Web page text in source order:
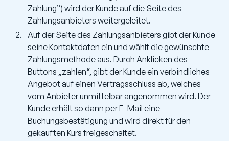
Zahlung”) wird der Kunde auf die Seite des
Zahlungsanbieters weitergeleitet.
Auf der Seite des Zahlungsanbieters gibt der Kunde
seine Kontaktdaten ein und wählt die gewünschte
Zahlungsmethode aus. Durch Anklicken des
Buttons „zahlen“, gibt der Kunde ein verbindliches
Angebot auf einen Vertragsschluss ab, welches
vom Anbieter unmittelbar angenommen wird. Der
Kunde erhält so dann per E-Mail eine
Buchungsbestätigung und wird direkt für den
gekauften Kurs freigeschaltet.